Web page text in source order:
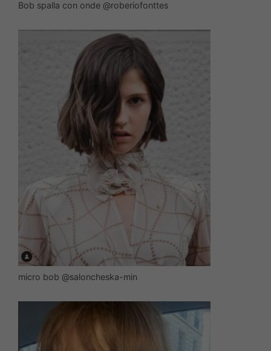
Bob spalla con onde @roberiofonttes
micro bob @saloncheska-min